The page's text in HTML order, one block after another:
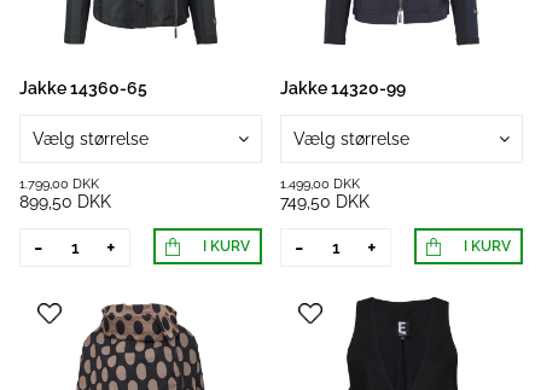
Jakke 14360-65
Vælg størrelse
1.799,00 DKK
899,50 DKK
- + I KURV
Jakke 14320-99
Vælg størrelse
1.499,00 DKK
749,50 DKK
- + I KURV